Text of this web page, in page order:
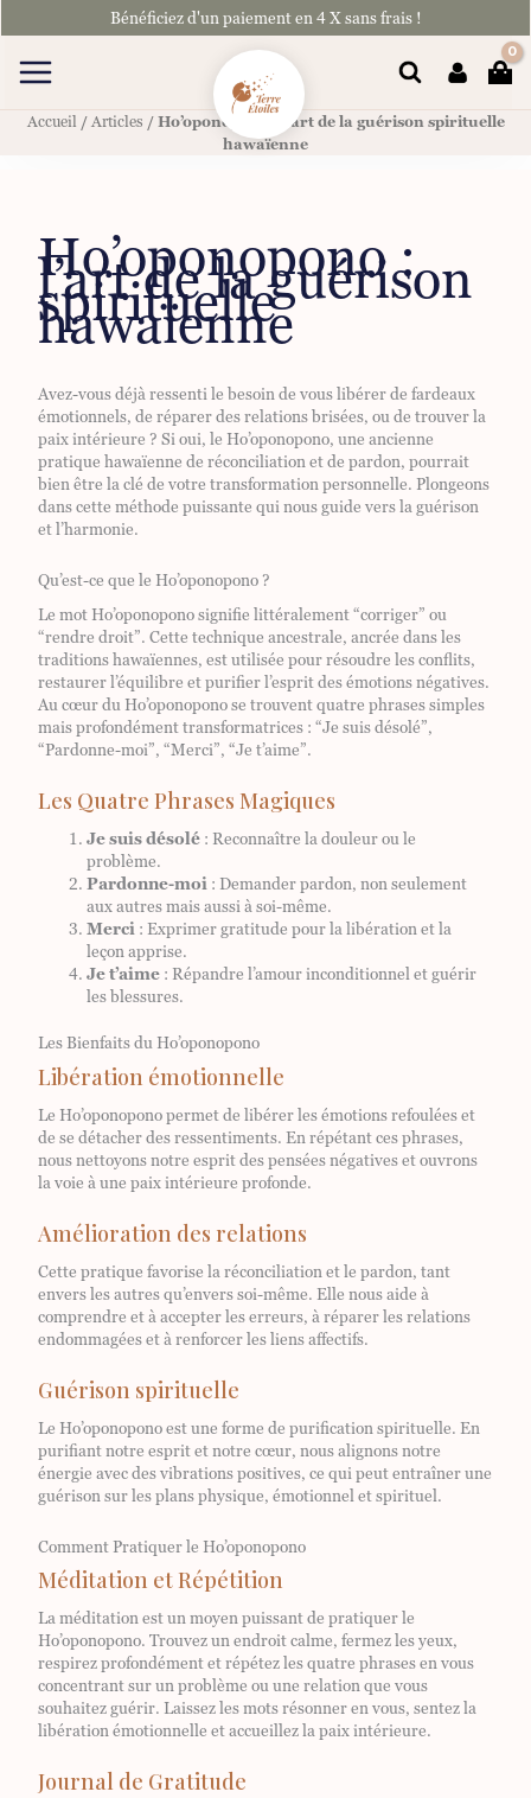
au
Bénéficiez d'un paiement en 4 X sans frais !
Rechercher
Accueil/Articles / Ho’oponopono : l’art de la guérison spirituelle
hawaïenne
Ho’oponopono :
l’art de la guérison
spirituelle
hawaïenne
Avez-vous déjà ressenti le besoin de vous libérer de fardeaux
émotionnels, de réparer des relations brisées, ou de trouver la
paix intérieure ? Si oui, le Ho’oponopono, une ancienne
pratique hawaïenne de réconciliation et de pardon, pourrait
bien être la clé de votre transformation personnelle. Plongeons
dans cette méthode puissante qui nous guide vers la guérison
et l’harmonie.
Qu’est-ce que le Ho’oponopono ?
Le mot Ho’oponopono signifie littéralement “corriger” ou
“rendre droit”. Cette technique ancestrale, ancrée dans les
traditions hawaïennes, est utilisée pour résoudre les conflits,
restaurer l’équilibre et purifier l’esprit des émotions négatives.
Au cœur du Ho’oponopono se trouvent quatre phrases simples
mais profondément transformatrices : “Je suis désolé”,
“Pardonne-moi”, “Merci”, “Je t’aime”.
Les Quatre Phrases Magiques
Je suis désolé : Reconnaître la douleur ou le
problème.
Pardonne-moi : Demander pardon, non seulement
aux autres mais aussi à soi-même.
Merci : Exprimer gratitude pour la libération et la
leçon apprise.
Je t’aime : Répandre l’amour inconditionnel et guérir
les blessures.
Les Bienfaits du Ho’oponopono
Libération émotionnelle
Le Ho’oponopono permet de libérer les émotions refoulées et
de se détacher des ressentiments. En répétant ces phrases,
nous nettoyons notre esprit des pensées négatives et ouvrons
la voie à une paix intérieure profonde.
Amélioration des relations
Cette pratique favorise la réconciliation et le pardon, tant
envers les autres qu’envers soi-même. Elle nous aide à
comprendre et à accepter les erreurs, à réparer les relations
endommagées et à renforcer les liens affectifs.
Guérison spirituelle
Le Ho’oponopono est une forme de purification spirituelle. En
purifiant notre esprit et notre cœur, nous alignons notre
énergie avec des vibrations positives, ce qui peut entraîner une
guérison sur les plans physique, émotionnel et spirituel.
Comment Pratiquer le Ho’oponopono
Méditation et Répétition
La méditation est un moyen puissant de pratiquer le
Ho’oponopono. Trouvez un endroit calme, fermez les yeux,
respirez profondément et répétez les quatre phrases en vous
concentrant sur un problème ou une relation que vous
souhaitez guérir. Laissez les mots résonner en vous, sentez la
libération émotionnelle et accueillez la paix intérieure.
Journal de Gratitude